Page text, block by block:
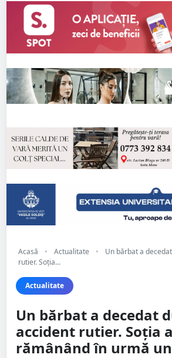
Acasă • Actualitate •
Un bărbat a
rutier. Soția...
Actualitate
Un bărbat a decedat
accident rutier. Soția
rămânând în urmă